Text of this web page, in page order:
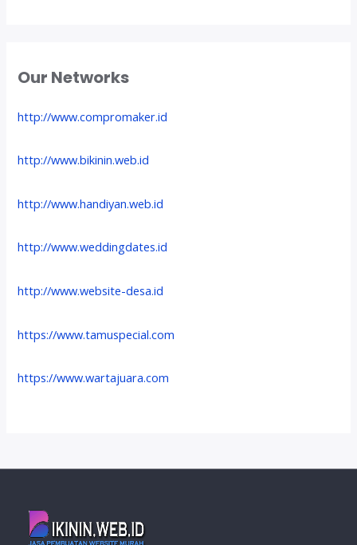
Our Networks
http://www.compromaker.id
http://www.bikinin.web.id
http://www.handiyan.web.id
http://www.weddingdates.id
http://www.website-desa.id
https://www.tamuspecial.com
https://www.wartajuara.com